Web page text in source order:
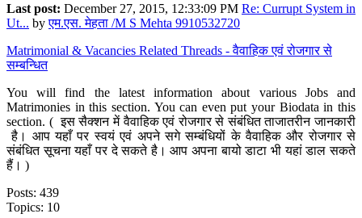
Last post: December 27, 2015, 12:33:09 PM Re: Currupt System in
Ut... byएम.एस. मेहता /M S Mehta 9910532720
Matrimonial & Vacancies Related Threads - वैवाहिक एवं रोजगार से
सम्बन्धित
You will find the latest information about various Jobs and
Matrimonies in this section. You can even put your Biodata in this
section. ( इस सैक्शन में वैवाहिक एवं रोजगार से संबंधित ताजातरीन जानकारी
है। आप यहाँ पर स्वयं एवं अपने सगे सम्बंधियों के वैवाहिक और रोजगार से
संबंधित सूचना यहाँ पर दे सकते है। आप अपना बायो डाटा भी यहां डाल सकते
हैं। )
Posts: 439
Topics: 10